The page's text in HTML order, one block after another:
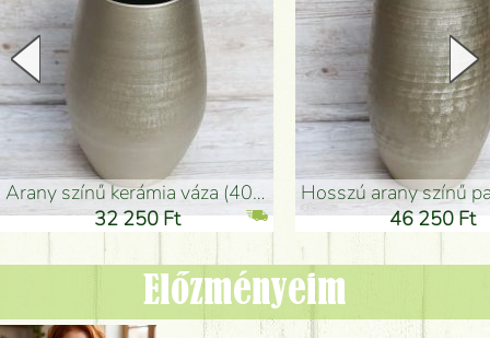
arany színű kerámia váza (40x26cm)
32 250 Ft
hosszú arany színű
46 250 Ft
Előzményeim